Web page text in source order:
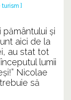
]
pământului şi
aici de la
au stat tot
lumii
Nicolae
să